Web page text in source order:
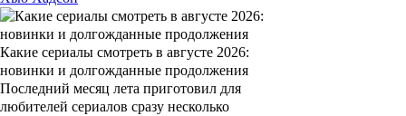
Какие сериалы смотреть в августе 2026:
новинки и долгожданные продолжения
Последний месяц лета приготовил для
любителей сериалов сразу несколько